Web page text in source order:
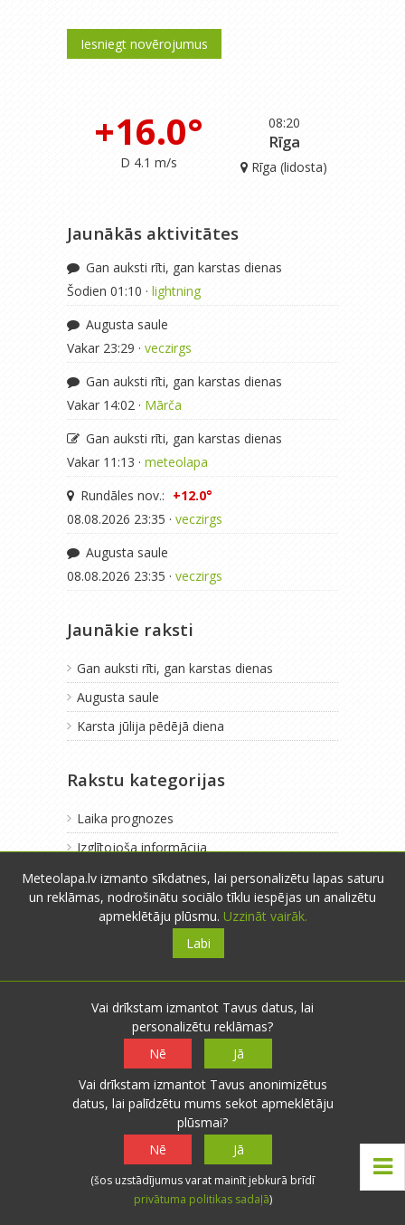
Iesniegt novērojumus
08:20
+16.0°
D 4.1 m/s
Rīga
Rīga (lidosta)
Jaunākās aktivitātes
Gan auksti rīti, gan karstas dienas
Šodien 01:10 · lightning
Augusta saule
Vakar 23:29 · veczirgs
Gan auksti rīti, gan karstas dienas
Vakar 14:02 · Mārča
Gan auksti rīti, gan karstas dienas
Vakar 11:13 · meteolapa
Rundāles nov.: +12.0°
08.08.2026 23:35 · veczirgs
Augusta saule
08.08.2026 23:35 · veczirgs
Jaunākie raksti
Gan auksti rīti, gan karstas dienas
Augusta saule
Karsta jūlija pēdējā diena
Rakstu kategorijas
Laika prognozes
Izglītojoša informācija
Par meteolapa.lv
Pārdomas
Meteolapa.lv izmanto sīkdatnes, lai personalizētu lapas saturu
un reklāmas, nodrošinātu sociālo tīklu iespējas un analizētu
apmeklētāju plūsmu. Uzzināt vairāk.
Labi
Vai drīkstam izmantot Tavus datus, lai
personalizētu reklāmas?
Nē
Jā
Vai drīkstam izmantot Tavus anonimizētus
datus, lai palīdzētu mums sekot apmeklētāju
plūsmai?
Nē
Jā
(šos uzstādījumus varat mainīt jebkurā brīdī
privātuma politikas sadaļā)